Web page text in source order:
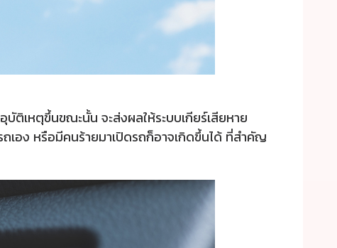
ติเหตุขึ้นขณะนั้น จะส่งผลให้ระบบเกียร์เสียหาย
เอง หรือมีคนร้ายมาเปิดรถก็อาจเกิดขึ้นได้ ที่สำคัญ